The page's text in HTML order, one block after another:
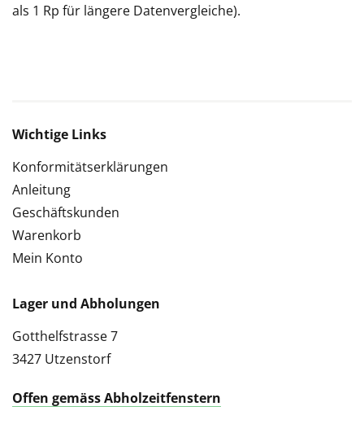
als 1 Rp für längere Datenvergleiche).
Wichtige Links
Konformitätserklärungen
Anleitung
Geschäftskunden
Warenkorb
Mein Konto
Lager und Abholungen
Gotthelfstrasse 7
3427 Utzenstorf
Offen gemäss Abholzeitfenstern